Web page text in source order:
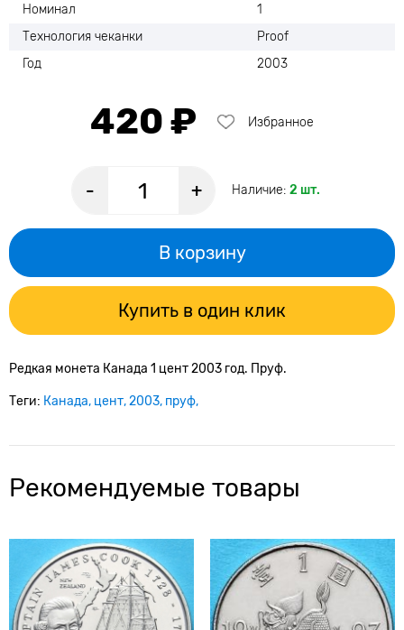
Номинал
1
Технология чеканки
Proof
Год
2003
420 ₽ Избранное
- + Наличие: 2 шт.
В корзину
Купить в один клик
Редкая монета Канада 1 цент 2003 год. Пруф.
Теги: Канада цент 2003 пруф
Рекомендуемые товары